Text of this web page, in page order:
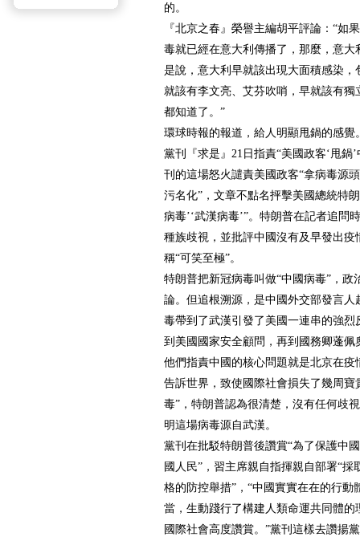
的。
『北京之春』榮譽主編胡平評論：“如
毒就已經在意大利傳播了，那麼，意
是說，意大利早就該出現大面積感染
就該有李文亮、艾芬吹哨，早就該有
都知道了。”
環球時報的報道，給人明顯甩鍋的感覺
黨刊『求是』21日指責“美國政客‘甩鍋
刊的這場怒火譴責美國政客“拿病毒源
污名化”，文章不點名抨擊美國總統特
病毒’‘武漢病毒’”。特朗普在記者追問
種族歧視，並批評中國沒有及早發出
稱“可笑至極”。
特朗普把新冠病毒叫做“中國病毒”，政
論。但追根溯源，是中國外交部發言
毒帶到了武漢引發了美國一連串的強
到美國國家安全顧問，再到國務卿蓬
他們指責中國的核心問題就是北京在
告訴世界，致使國際社會損失了幾周寶
毒”，特朗普認為很清楚，沒有任何歧
明這場病毒源自武漢。
黨刊在批駁特朗普後讚賞“為了保護中
國人民”，習主席親自指揮親自部署“
格的防控舉措”，“中國實實在在的行動
當，生動踐行了構建人類命運共同體
國際社會高度讚賞。”黨刊這樣去讚揚